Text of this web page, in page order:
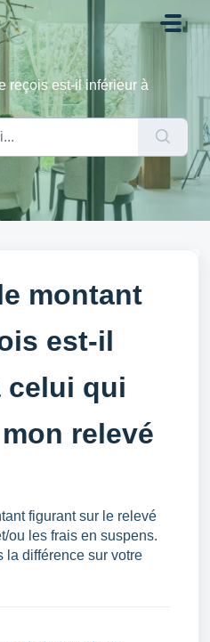
reçois est-il inférieur à
montant
est-il
celui qui
relevé
figurant sur le relevé
ou les frais en suspens.
la différence sur votre